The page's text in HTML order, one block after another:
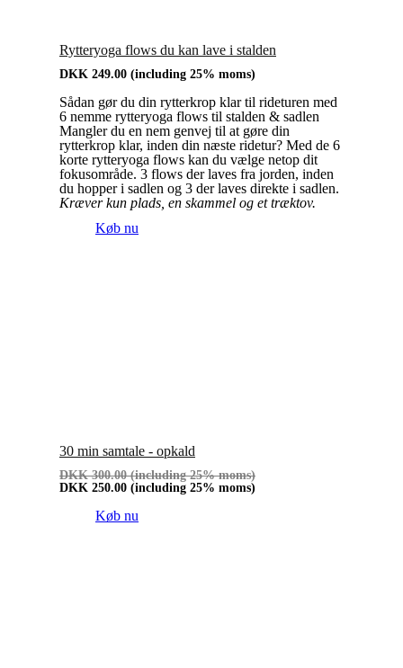
Rytteryoga flows du kan lave i stalden
DKK 249.00 (including 25% moms)
Sådan gør du din rytterkrop klar til rideturen med
6 nemme rytteryoga flows til stalden & sadlen
Mangler du en nem genvej til at gøre din
rytterkrop klar, inden din næste ridetur? Med de 6
korte rytteryoga flows kan du vælge netop dit
fokusområde. 3 flows der laves fra jorden, inden
du hopper i sadlen og 3 der laves direkte i sadlen.
Kræver kun plads, en skammel og et træktov.
Køb nu
30 min samtale - opkald
DKK 300.00 (including 25% moms)
DKK 250.00 (including 25% moms)
Køb nu